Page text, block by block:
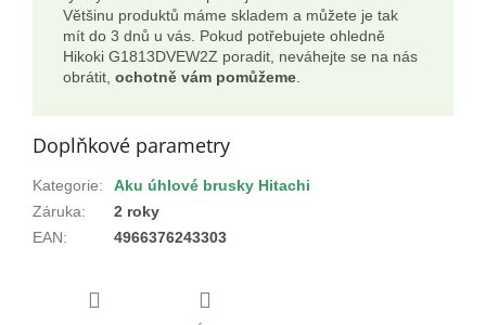
Většinu produktů máme skladem a můžete je tak
mít do 3 dnů u vás. Pokud potřebujete ohledně
Hikoki G1813DVEW2Z poradit, neváhejte se na nás
obrátit, ochotně vám pomůžeme
Doplňkové parametry
Kategorie:
Aku úhlové brusky Hitachi
Záruka:
2 roky
EAN: 4966376243303